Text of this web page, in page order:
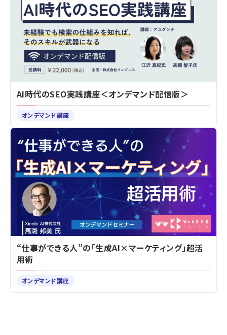
AI時代のSEO実践講座＜オンデマンド配信版＞
オンデマンド講座
“仕事ができる人”の「生成AI×マーケティング」超活
用術
オンデマンド講座